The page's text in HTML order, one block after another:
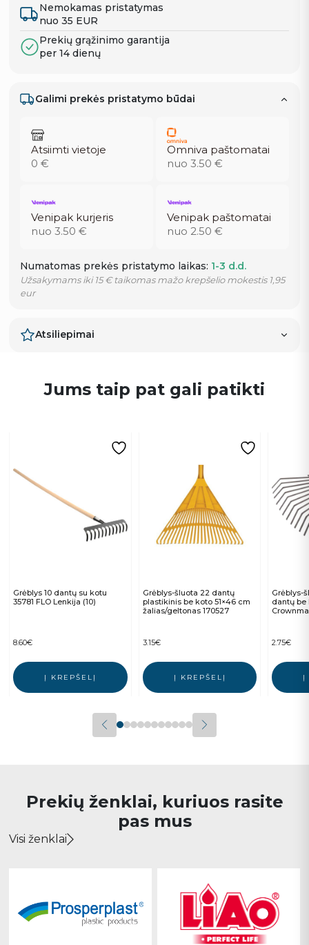
Nemokamas pristatymas
nuo 35 EUR
Prekių grąžinimo garantija
per 14 dienų
Galimi prekės pristatymo būdai
Atsiimti vietoje
0 €
Omniva paštomatai
nuo 3.50 €
Venipak kurjeris
nuo 3.50 €
Venipak paštomatai
nuo 2.50 €
Numatomas prekės pristatymo laikas: 1-3 d.d.
Užsakymams iki 15 € taikomas mažo krepšelio mokestis 1,95
eur
Atsiliepimai
Jums taip pat gali patikti
Grėblys 10 dantų su kotu
35781 FLO Lenkija (10)
8.60€
Į KREPŠELĮ
Grėblys-šluota 22 dantų
plastikinis be koto 51×46 cm
žalias/geltonas 170527
3.15€
Į KREPŠELĮ
Grėblys-
dantų be
2.75€
Į
Prekių ženklai, kuriuos rasite
pas mus
Visi ženklai